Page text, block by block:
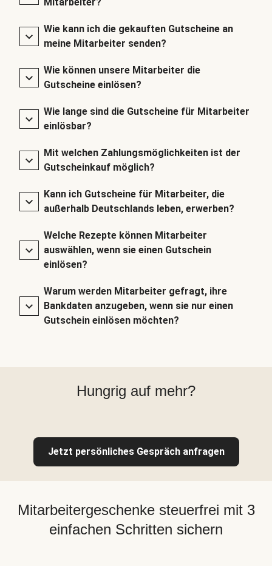
Wie kann ich die gekauften Gutscheine an
meine Mitarbeiter senden?
Wie können unsere Mitarbeiter die
Gutscheine einlösen?
Wie lange sind die Gutscheine für Mitarbeiter
einlösbar?
Mit welchen Zahlungsmöglichkeiten ist der
Gutscheinkauf möglich?
Kann ich Gutscheine für Mitarbeiter, die
außerhalb Deutschlands leben, erwerben?
Welche Rezepte können Mitarbeiter
auswählen, wenn sie einen Gutschein
einlösen?
Warum werden Mitarbeiter gefragt, ihre
Bankdaten anzugeben, wenn sie nur einen
Gutschein einlösen möchten?
Hungrig auf mehr?
Jetzt persönliches Gespräch anfragen
Mitarbeitergeschenke steuerfrei mit 3
einfachen Schritten sichern